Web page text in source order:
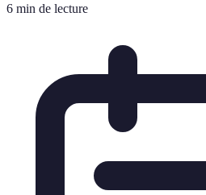
6 min de lecture